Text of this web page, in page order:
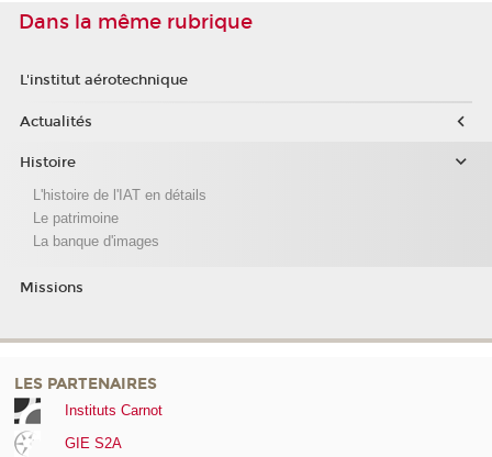
Dans la même rubrique
L'institut aérotechnique
Actualités
Histoire
L'histoire de l'IAT en détails
Le patrimoine
La banque d'images
Missions
LES PARTENAIRES
Instituts Carnot
GIE S2A